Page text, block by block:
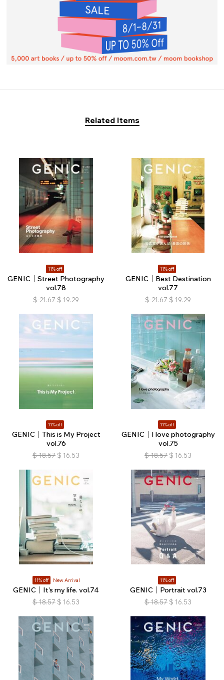
Related Items
11% off
GENIC｜Street Photography
vol.78
$ 21.67 $ 19.29
11% off
GENIC｜Best Destination
vol.77
$ 21.67 $ 19.29
11% off
GENIC｜This is My Project
vol.76
$ 18.57 $ 16.53
11% off
GENIC｜I love photography
vol.75
$ 18.57 $ 16.53
11% off New Arrival
GENIC｜It’s my life. vol.74
$ 18.57 $ 16.53
11% off
GENIC｜Portrait vol.73
$ 18.57 $ 16.53